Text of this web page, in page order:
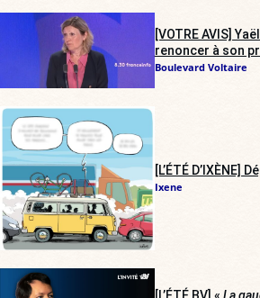
[VOTRE AVIS]
renoncer à son
Boulevard Voltaire
[L’ÉTÉ D’IXÈNE]
Ixene